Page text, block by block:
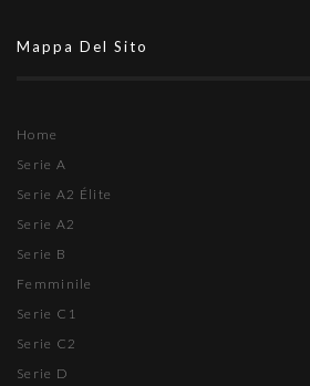
Mappa Del Sito
Home
Serie A
Serie A2 Élite
Serie A2
Serie B
Femminile
Serie C1
Serie C2
Serie D